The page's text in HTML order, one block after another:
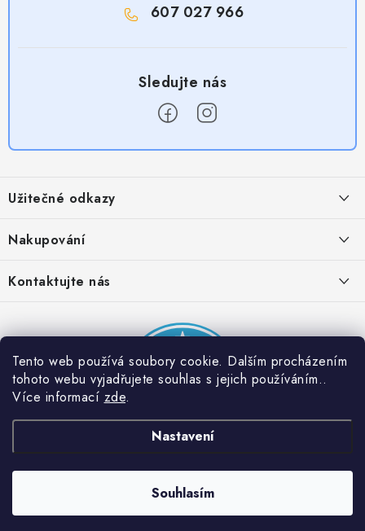
Tento web používá soubory cookie. Dalším procházením
tohoto webu vyjadřujete souhlas s jejich používáním..
Více informací zde.
Nastavení
Souhlasím
607 027 966
p
a
Užitečné odkazy
Provizní systém
Partner stránek: Super plecháček
Nakupování
Podmínky akce 2 + 1 zdarma
Kontaktujte nás
Dobrý triko. Všechna práva vyhrazena.